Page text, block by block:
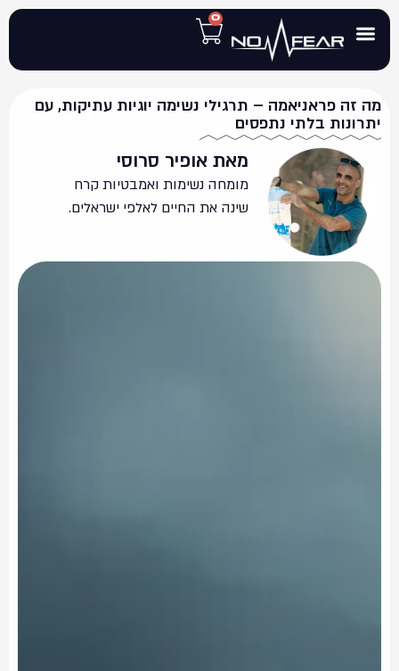
0
מה זה פראניאמה – תרגילי נשימה יוגיות עתיקות, עם
יתרונות בלתי נתפסים
מאת אופיר סרוסי
מומחה נשימות ואמבטיות קרח
שינה את החיים לאלפי ישראלים.